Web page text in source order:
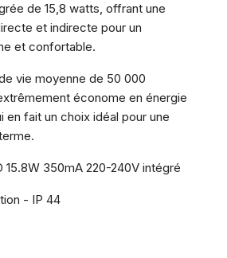
de 15,8 watts, offrant une
et indirecte pour un
et confortable.
vie moyenne de 50 000
économe en énergie
en fait un choix idéal pour une
15.8W 350mA 220-240V intégré
- IP 44